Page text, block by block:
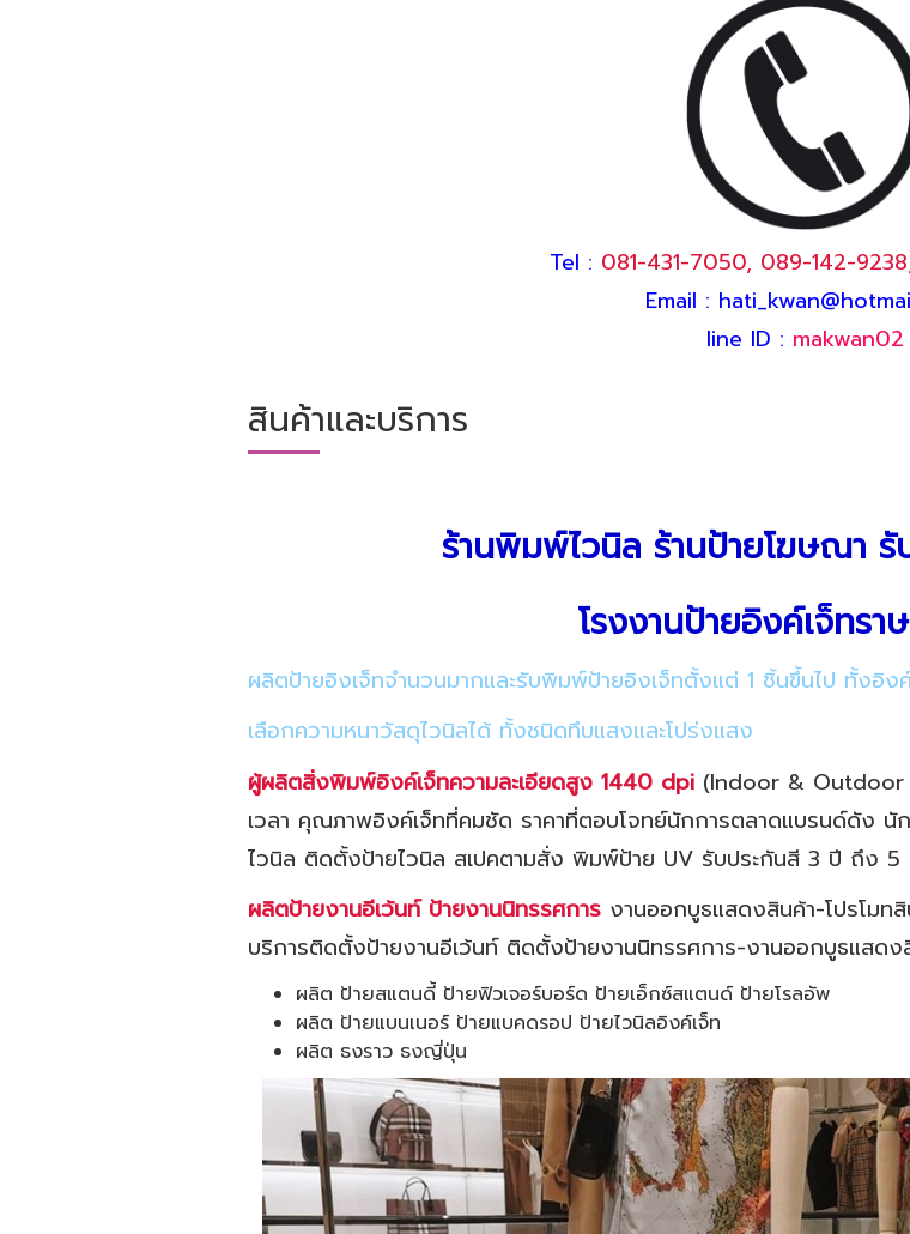
Tel : 081-431-7050, 089-142-9238
Email :
line ID : makwan02
สินค้าและบริการ
ร้านพิมพ์ไวนิล ร้านป้ายโฆษณา รั
โรงงานป้ายอิงค์เจ็ทร
ผลิตป้ายอิงเจ็ทจำนวนมากและรับพิมพ์ป้ายอิงเจ็ทตั้งแต่ 1 ชิ้นขึ้นไป ทั้งอิง
เลือกความหนาวัสดุไวนิลได้ ทั้งชนิดทึบแสงและโปร่งแสง
ผู้ผลิตสิ่งพิมพ์อิงค์เจ็ทความละเอียดสูง 1440 dpi (Indoor & Outdoor
เวลา คุณภาพอิงค์เจ็ทที่คมชัด ราคาที่ตอบโจทย์นักการตลาดแบรนด์ดัง นั
ไวนิล ติดตั้งป้ายไวนิล สเปคตามสั่ง พิมพ์ป้าย UV รับประกันสี 3 ปี ถึง 5
ผลิตป้ายงานอีเว้นท์ ป้ายงานนิทรรศการ งานออกบูธแสดงสินค้า-โปรโมท
บริการติดตั้งป้ายงานอีเว้นท์ ติดตั้งป้ายงานนิทรรศการ-งานออกบูธแสดง
ผลิต ป้ายสแตนดี้ ป้ายฟิวเจอร์บอร์ด ป้ายเอ็กซ์สแตนด์ ป้ายโรลอัพ
ผลิต ป้ายแบนเนอร์ ป้ายแบคดรอป ป้ายไวนิลอิงค์เจ็ท
ผลิต ธงราว ธงญี่ปุ่น